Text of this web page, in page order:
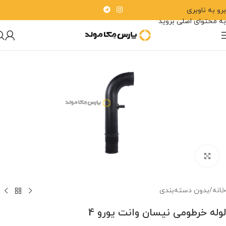
برو به ناوبری
به محتوای اصلی بروید
خانه/بدون دسته‌بندی
لوله خرطومی نیسان وانت یورو 4